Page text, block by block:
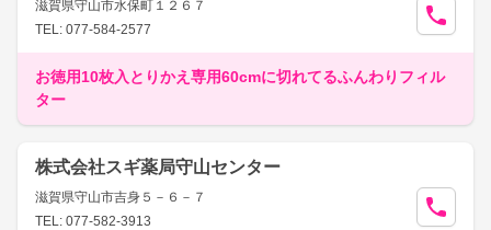
滋賀県守山市水保町１２６７
TEL: 077-584-2577
お徳用10枚入とりかえ専用60cmに切れてるふんわりフィル
ター
株式会社スギ薬局守山センター
滋賀県守山市吉身５－６－７
TEL: 077-582-3913